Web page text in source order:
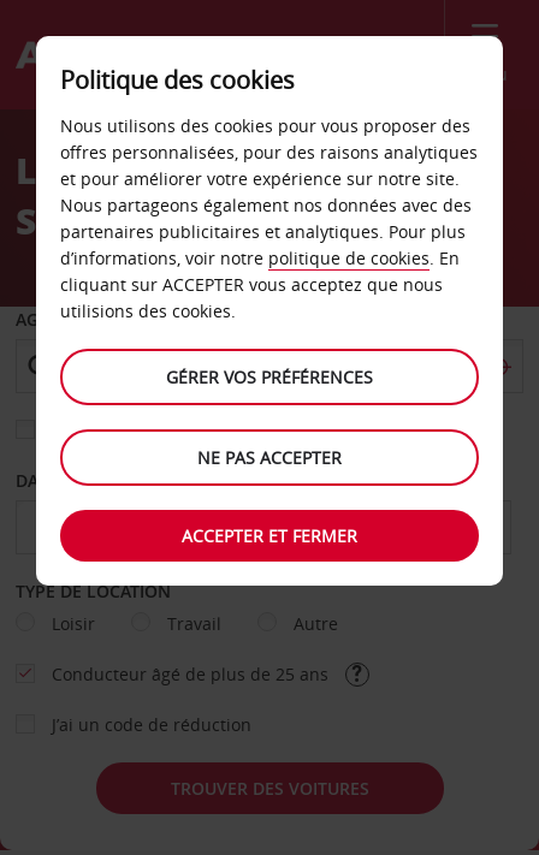
Menu
Welcome
AvisLocation de voiture
Sarrebruck Centre
AGENCE DE DÉPART
Sélectionnez une autre agence de retour
DATE DE DÉPART DATE DE RETOUR
TYPE DE LOCATION
Loisir
Travail Autre
Conducteur âgé de plus de 25 ans
J’ai un code de réduction
TROUVER DES VOITURES
Politique des cookies
Nous utilisons des cookies pour vous proposer des
offres personnalisées, pour des raisons analytiques
et pour améliorer votre expérience sur notre site.
Nous partageons également nos données avec des
partenaires publicitaires et analytiques. Pour plus
d’informations, voir notre politique de cookies. En
cliquant sur ACCEPTER vous acceptez que nous
utilisions des cookies.
GÉRER VOS PRÉFÉRENCES
NE PAS ACCEPTER
ACCEPTER ET FERMER